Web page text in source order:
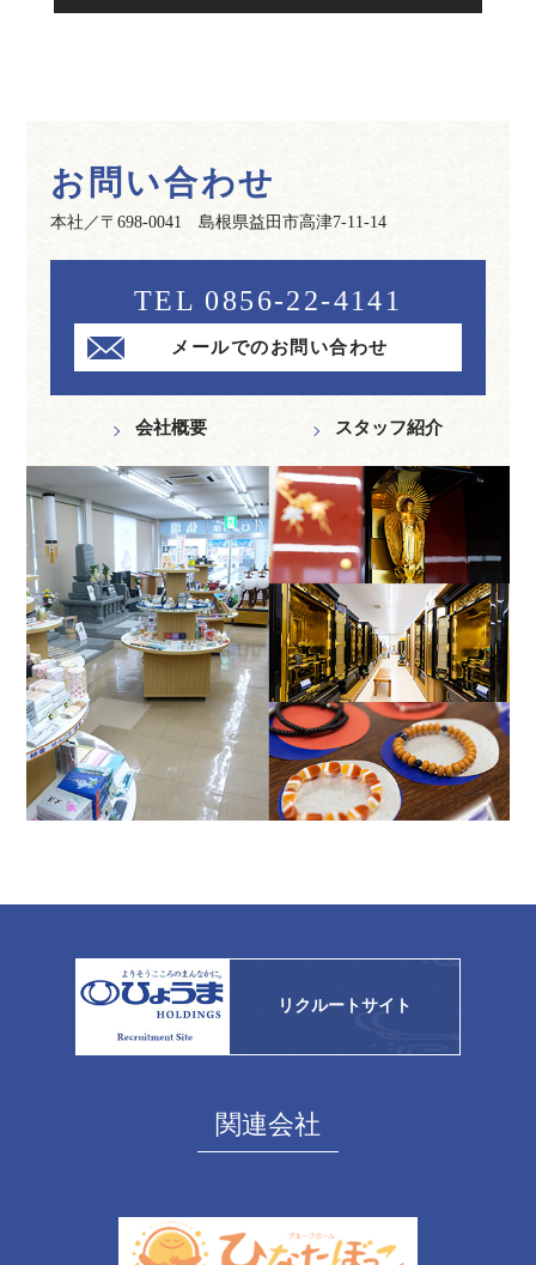
お問い合わせ
本社／〒698-0041 島根県益田市高津7-11-14
TEL 0856-22-4141
メールでのお問い合わせ
会社概要 スタッフ紹介
リクルートサイト
関連会社